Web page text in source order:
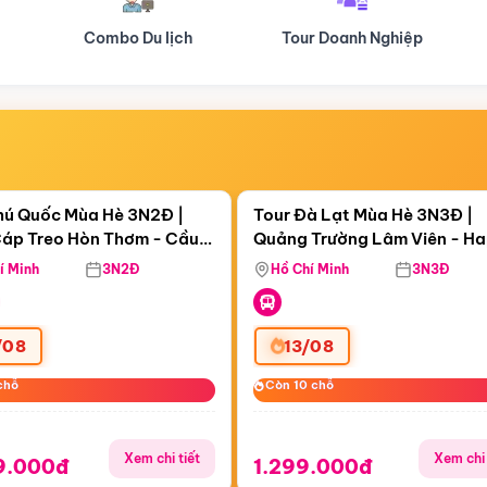
Tour Doanh Nghiệp Du lịch Hành Hương
04:13:58
Treo Hòn Thơm
Quốc Mùa Hè 3N2Đ |
Treo Hòn Thơm - Cầu
Viên Nước Aquatopia
Minh 3N2Đ
Xem chi tiết
Còn06 ngày 04:13:58
Tour Đà Lạt Mùa Hè 3N3Đ |
Quảng Trường Lâm Viên -
Hill - Puppy Farm
Hồ Chí Minh 3N3Đ
13/08
Còn 10 chỗ
Còn 10 chỗ
1.299.000đ Xem